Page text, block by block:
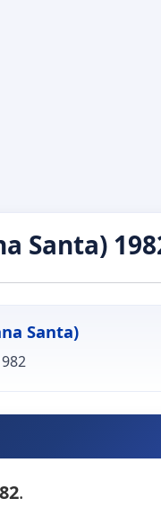
Santa)
Santa)
.